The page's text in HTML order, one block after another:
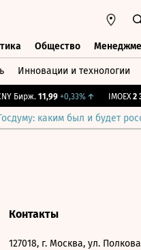
Общество
Инновации и технологии
Бирж. 11,99 +0,33%↑ IMOEX 2
каким был и будет
Контакты
127018, г. Москва, ул.